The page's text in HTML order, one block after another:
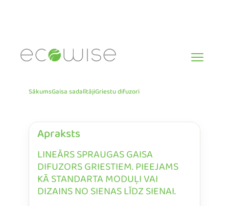
content
SākumsGaisa sadalītājiGriestu difuzori
Apraksts
LINEĀRS SPRAUGAS GAISA
DIFUZORS GRIESTIEM. PIEEJAMS
KĀ STANDARTA MODUĻI VAI
DIZAINS NO SIENAS LĪDZ SIENAI.